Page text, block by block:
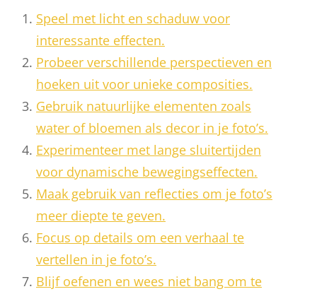
Speel met licht en schaduw voor
interessante effecten.
Probeer verschillende perspectieven en
hoeken uit voor unieke composities.
Gebruik natuurlijke elementen zoals
water of bloemen als decor in je foto’s.
Experimenteer met lange sluitertijden
voor dynamische bewegingseffecten.
Maak gebruik van reflecties om je foto’s
meer diepte te geven.
Focus op details om een verhaal te
vertellen in je foto’s.
Blijf oefenen en wees niet bang om te